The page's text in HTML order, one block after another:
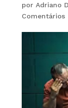
por Adriano
Comentários